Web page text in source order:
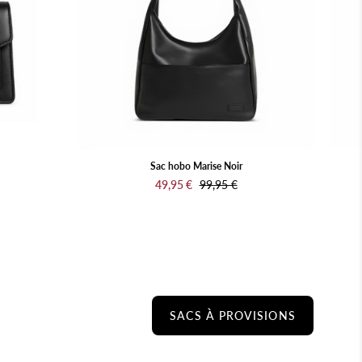
Sac hobo Marise Noir
49,95 € 99,95 €
SACS À PROVISIONS